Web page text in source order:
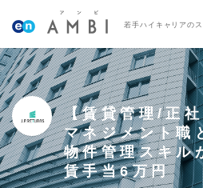
若手ハイキャリアの
【賃貸管理/正
マネジメント職
物件管理スキ
賃手当6万円